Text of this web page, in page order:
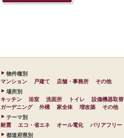
物件種別
マンション
戸建て 店舗・事務所
その他
場所別
キッチン
浴室 洗面所 トイレ 設備機器取替
ガーデニング
外構 家全体 増改築
その他
テーマ別
耐震
エコ・省エネ オール電化 バリアフリー
都道府県別